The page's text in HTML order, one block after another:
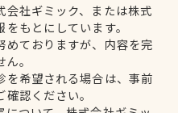
会社ギミック、または株式
もとにしています。
めておりますが、内容を完
。
を希望される場合は、事前
認ください。